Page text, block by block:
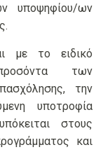
υποψηφίου/ων
με το ειδικό
των
την
υποτροφία
στους
και